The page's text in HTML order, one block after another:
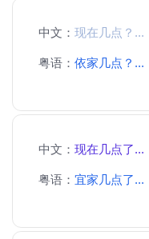
中文： 现在几点？...
粤语： 依家几点？...
中文： 现在几点了...
粤语： 宜家几点了...